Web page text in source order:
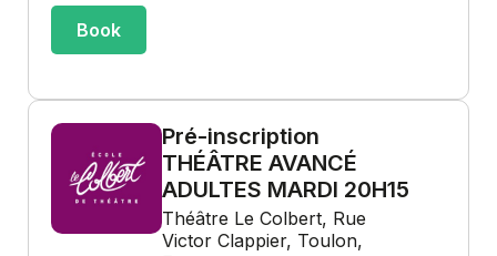
Book
Pré-inscription
THÉÂTRE AVANCÉ
ADULTES MARDI 20H15
Théâtre Le Colbert, Rue
Victor Clappier, Toulon,